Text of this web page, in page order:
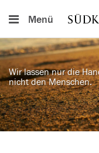
Menü
Wir lassen nur die
nicht den Menschen.